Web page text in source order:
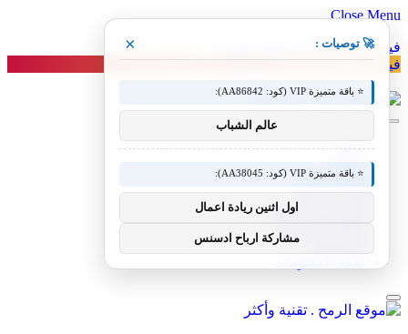
Close Menu
فيسبوك X (Twitter)
فيسبوك X (Twitter) الانستغرام
أخبار
مقالات فنية
أخبار التقنية
الهواتف المحمولة
مواقع إلكترونية
🚀 توصيات : ×
⭐ باقة متميزة VIP (كود: AA86842):
عالم الشباب
⭐ باقة متميزة VIP (كود: AA38045):
اول اثنين ريادة اعمال
مشاركة ارباح ادسنس